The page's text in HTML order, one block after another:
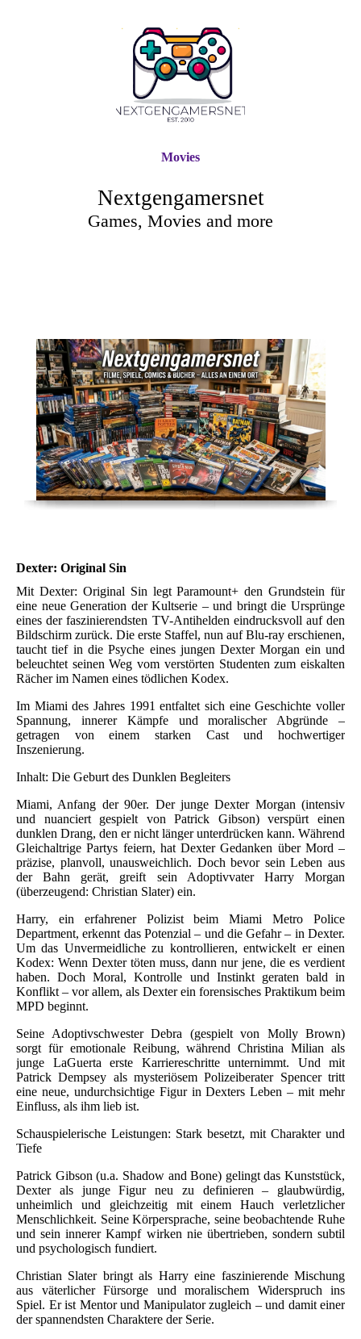
Nextgengamersnet
Games, Movies and more
Movies
Dexter: Original Sin
Mit Dexter: Original Sin legt Paramount+ den Grundstein für
eine neue Generation der Kultserie – und bringt die Ursprünge
eines der faszinierendsten TV-Antihelden eindrucksvoll auf den
Bildschirm zurück. Die erste Staffel, nun auf Blu-ray erschienen,
taucht tief in die Psyche eines jungen Dexter Morgan ein und
beleuchtet seinen Weg vom verstörten Studenten zum eiskalten
Rächer im Namen eines tödlichen Kodex.
Im Miami des Jahres 1991 entfaltet sich eine Geschichte voller
Spannung, innerer Kämpfe und moralischer Abgründe –
getragen von einem starken Cast und hochwertiger
Inszenierung.
Inhalt: Die Geburt des Dunklen Begleiters
Miami, Anfang der 90er. Der junge Dexter Morgan (intensiv
und nuanciert gespielt von Patrick Gibson) verspürt einen
dunklen Drang, den er nicht länger unterdrücken kann. Während
Gleichaltrige Partys feiern, hat Dexter Gedanken über Mord –
präzise, planvoll, unausweichlich. Doch bevor sein Leben aus
der Bahn gerät, greift sein Adoptivvater Harry Morgan
(überzeugend: Christian Slater) ein.
Harry, ein erfahrener Polizist beim Miami Metro Police
Department, erkennt das Potenzial – und die Gefahr – in Dexter.
Um das Unvermeidliche zu kontrollieren, entwickelt er einen
Kodex: Wenn Dexter töten muss, dann nur jene, die es verdient
haben. Doch Moral, Kontrolle und Instinkt geraten bald in
Konflikt – vor allem, als Dexter ein forensisches Praktikum beim
MPD beginnt.
Seine Adoptivschwester Debra (gespielt von Molly Brown)
sorgt für emotionale Reibung, während Christina Milian als
junge LaGuerta erste Karriereschritte unternimmt. Und mit
Patrick Dempsey als mysteriösem Polizeiberater Spencer tritt
eine neue, undurchsichtige Figur in Dexters Leben – mit mehr
Einfluss, als ihm lieb ist.
Schauspielerische Leistungen: Stark besetzt, mit Charakter und
Tiefe
Patrick Gibson (u.a. Shadow and Bone) gelingt das Kunststück,
Dexter als junge Figur neu zu definieren – glaubwürdig,
unheimlich und gleichzeitig mit einem Hauch verletzlicher
Menschlichkeit. Seine Körpersprache, seine beobachtende Ruhe
und sein innerer Kampf wirken nie übertrieben, sondern subtil
und psychologisch fundiert.
Christian Slater bringt als Harry eine faszinierende Mischung
aus väterlicher Fürsorge und moralischem Widerspruch ins
Spiel. Er ist Mentor und Manipulator zugleich – und damit einer
der spannendsten Charaktere der Serie.